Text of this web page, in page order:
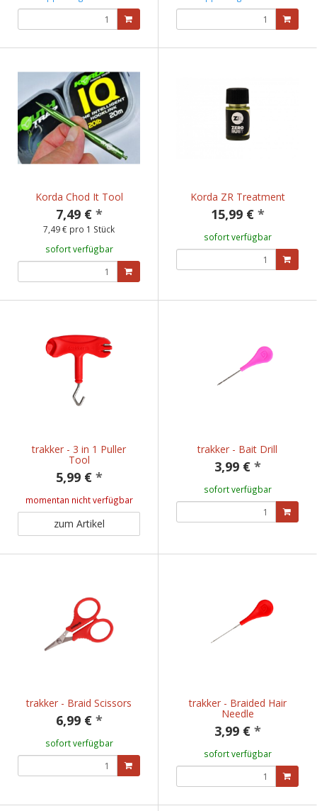
Korda Chod It Tool
7,49 € *
7,49 € pro 1 Stück
sofort verfügbar
Korda ZR Treatment
15,99 € *
sofort verfügbar
trakker - 3 in 1 Puller
Tool
5,99 € *
momentan nicht verfügbar
zum Artikel
trakker - Bait Drill
3,99 € *
sofort verfügbar
trakker - Braid Scissors
6,99 € *
sofort verfügbar
trakker - Braided Hair
Needle
3,99 € *
sofort verfügbar